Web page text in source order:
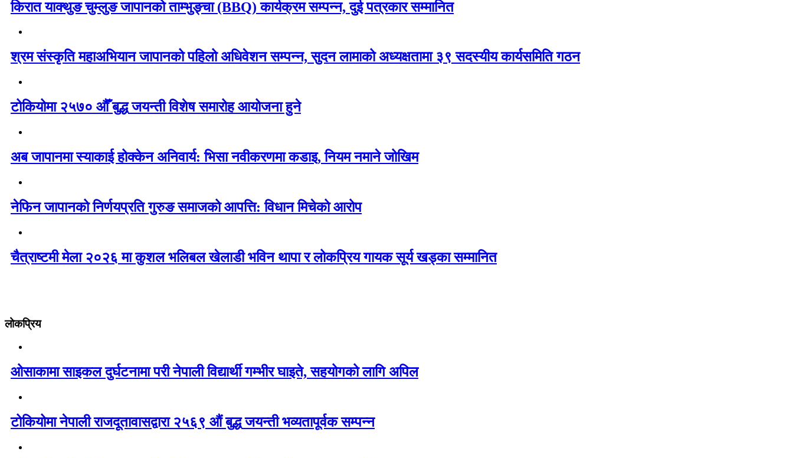
किरात याक्थुङ चुम्लुङ जापानको ताम्भुङ्चा (BBQ) कार्यक्रम सम्पन्न, दुई पत्रकार सम्मानित
श्रम संस्कृति महाअभियान जापानको पहिलो अधिवेशन सम्पन्न, सुदन लामाको अध्यक्षतामा ३९ सदस्यीय कार्यसमिति गठन
टोकियोमा २५७० औँ बुद्ध जयन्ती विशेष समारोह आयोजना हुने
अब जापानमा स्याकाई होक्केन अनिवार्य: भिसा नवीकरणमा कडाइ, नियम नमाने जोखिम
नेफिन जापानको निर्णयप्रति गुरुङ समाजको आपत्ति: विधान मिचेको आरोप
चैत्राष्टमी मेला २०२६ मा कुशल भलिबल खेलाडी भविन थापा र लोकप्रिय गायक सूर्य खड्का सम्मानित
लोकप्रिय
ओसाकामा साइकल दुर्घटनामा परी नेपाली विद्यार्थी गम्भीर घाइते, सहयोगको लागि अपिल
टोकियोमा नेपाली राजदूतावासद्वारा २५६९ औं बुद्ध जयन्ती भव्यतापूर्वक सम्पन्न